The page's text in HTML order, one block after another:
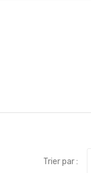
Trier par :